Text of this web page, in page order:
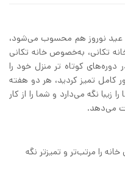
عید نوروز هم محسوب می‌شود،
تکانی، به‌خصوص خانه تکانی
کوتاه‌ تر منزل خود را
کامل تمیز کردید، هر دو هفته
زیبا نگه می‌دارد و شما را از کار
می‌دهد.
را مرتب‌تر و تمیزتر نگه